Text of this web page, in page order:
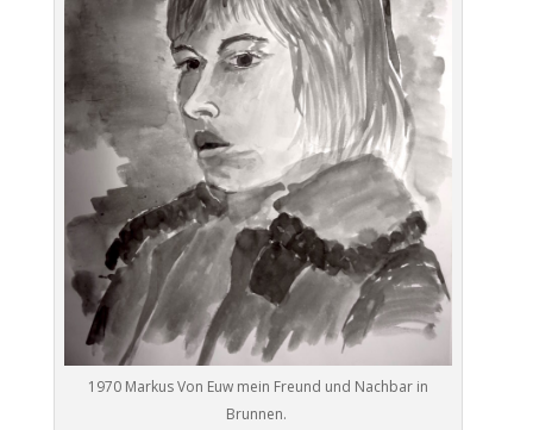
1970 Markus Von Euw mein Freund und Nachbar in
Brunnen.